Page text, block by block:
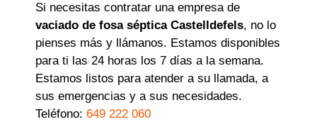
Si necesitas contratar una empresa de
vaciado de fosa séptica Castelldefels, no lo
pienses más y llámanos. Estamos disponibles
para ti las 24 horas los 7 días a la semana.
Estamos listos para atender a su llamada, a
sus emergencias y a sus necesidades.
Teléfono: 649 222 060